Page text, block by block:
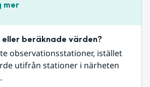
mer
beräknade värden?
observationsstationer, istället
utifrån stationer i närheten